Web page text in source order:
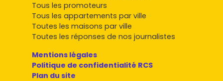
Tous les promoteurs
Tous les appartements par ville
Toutes les maisons par ville
Toutes les réponses de nos journalistes
Mentions légales
Politique de confidentialité RCS
Plan du site